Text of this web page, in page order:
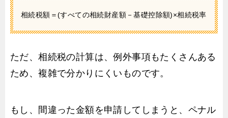
相続税額＝(すべての相続財産額－基礎控除額)×相続税率
ただ、相続税の計算は、例外事項もたくさんある
ため、複雑で分かりにくいものです。
もし、間違った金額を申請してしまうと、ペナル